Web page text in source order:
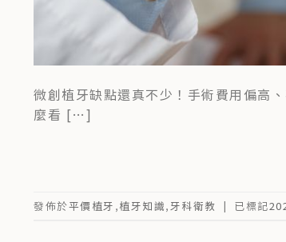
微創植牙缺點還真不少！手術費用偏高
麼看 […]
發佈於平價植牙 ,植牙知識, 牙科衛教 | 已標記